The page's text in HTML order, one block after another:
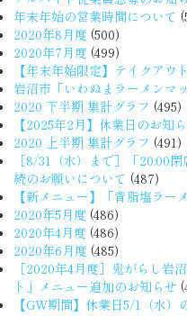
年末年始の営業時間について
2020年8月度 (500)
2020年7月度 (499)
【年末年始限定】テイクアウ
岩沼市「いわぬまラーメンマ
2020 下半期 集計グラフ (495)
【2025年2月】休業日のお知
2020 上半期 集計グラフ (491)
［8/31（水）まで］「20:00
続のお願いについて (487)
【新メニュー】「背脂塩ラー
2020年5月度 (486)
2020年4月度 (486)
2020年6月度 (485)
［2020年4月度］鬼がらし岩
ト」メニュー追加のお知らせ
【GW期間】休業日5/1（水）